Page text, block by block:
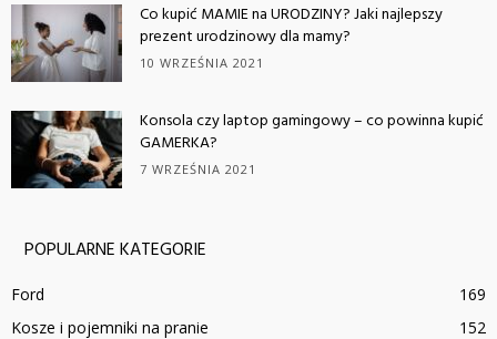
Co kupić MAMIE na URODZINY? Jaki najlepszy
prezent urodzinowy dla mamy?
10 WRZEŚNIA 2021
Konsola czy laptop gamingowy – co powinna kupić
GAMERKA?
7 WRZEŚNIA 2021
POPULARNE KATEGORIE
Ford
169
Kosze i pojemniki na pranie
152